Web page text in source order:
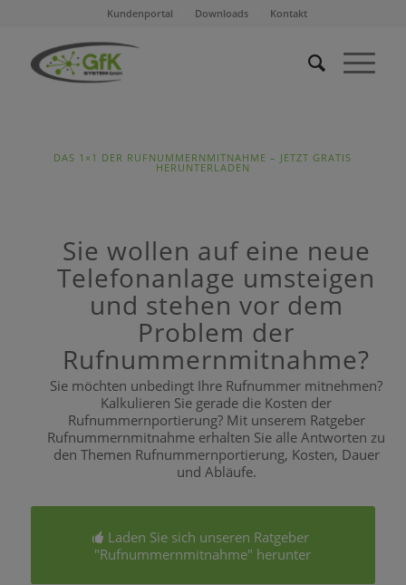
Kundenportal Downloads Kontakt
DAS 1×1 DER RUFNUMMERNMITNAHME – JETZT GRATIS
HERUNTERLADEN
Sie wollen auf eine neue
Telefonanlage umsteigen
und stehen vor dem
Problem der
Rufnummernmitnahme?
Sie möchten unbedingt Ihre Rufnummer mitnehmen?
Kalkulieren Sie gerade die Kosten der
Rufnummernportierung? Mit unserem Ratgeber
Rufnummernmitnahme erhalten Sie alle Antworten zu
den Themen Rufnummernportierung, Kosten, Dauer
und Abläufe.
Laden Sie sich unseren Ratgeber
"Rufnummernmitnahme" herunter